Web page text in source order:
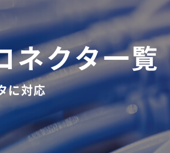
組ハー
ネクタ一覧
に対応